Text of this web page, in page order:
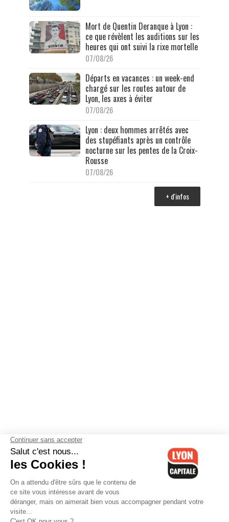
Mort de Quentin Deranque à Lyon :
ce que révèlent les auditions sur les
heures qui ont suivi la rixe mortelle
07/08/26
Départs en vacances : un week-end
chargé sur les routes autour de
Lyon, les axes à éviter
07/08/26
Lyon : deux hommes arrêtés avec
des stupéfiants après un contrôle
nocturne sur les pentes de la Croix-
Rousse
07/08/26
+ d'infos